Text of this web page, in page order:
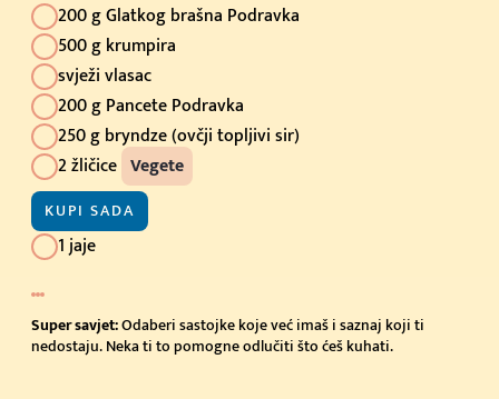
200 g Glatkog brašna Podravka
500 g krumpira
svježi vlasac
200 g Pancete Podravka
250 g bryndze (ovčji topljivi sir)
2 žličice Vegete
KUPI SADA
1 jaje
Super savjet:Odaberi sastojke koje već imaš i saznaj koji ti
nedostaju. Neka ti to pomogne odlučiti što ćeš kuhati.